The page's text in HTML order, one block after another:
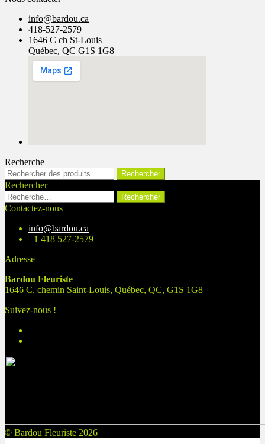
info@bardou.ca
418-527-2579
1646 C ch St-Louis
Québec, QC G1S 1G8
Recherche
Rechercher :
Rechercher
Rechercher
Rechercher :
Contactez-nous
info@bardou.ca
+1 418 527-2579
Adresse
Bardou Fleuriste
1646 C, chemin Saint-Louis, Québec, QC, G1S 1G8
Suivez-nous !
© Bardou Fleuriste 2026